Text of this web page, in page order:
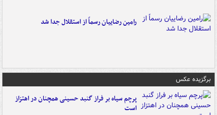
رامین رضاییان رسماً از استقلال جدا شد
برگزیده عکس
پرچم سیاه بر فراز گنبد حسینی همچنان در اهتزاز
است